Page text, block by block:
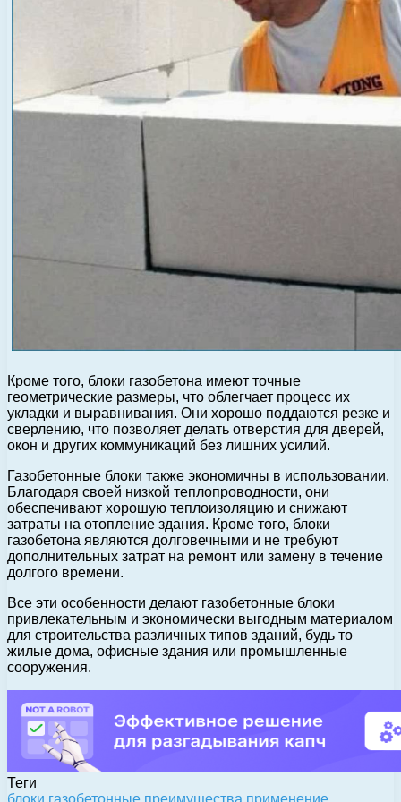
Кроме того, блоки газобетона имеют точные
геометрические размеры, что облегчает процесс их
укладки и выравнивания. Они хорошо поддаются резке и
сверлению, что позволяет делать отверстия для дверей,
окон и других коммуникаций без лишних усилий.
Газобетонные блоки также экономичны в использовании.
Благодаря своей низкой теплопроводности, они
обеспечивают хорошую теплоизоляцию и снижают
затраты на отопление здания. Кроме того, блоки
газобетона являются долговечными и не требуют
дополнительных затрат на ремонт или замену в течение
долгого времени.
Все эти особенности делают газобетонные блоки
привлекательным и экономически выгодным материалом
для строительства различных типов зданий, будь то
жилые дома, офисные здания или промышленные
сооружения.
Теги
блоки газобетонные преимущества применение